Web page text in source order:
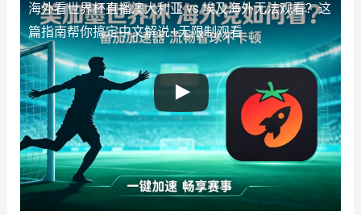
海外看世界杯直播澳大利亚 vs 埃及海外无法观看？这
篇指南帮你搞定中文解说+无限制观看